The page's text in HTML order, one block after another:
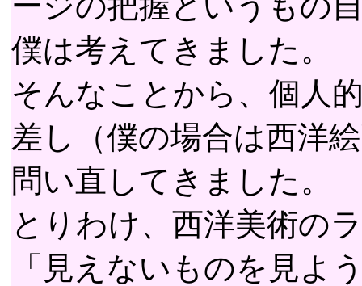
僕は考えてきました。
そんなことから、個人
差し（僕の場合は西洋
問い直してきました。
とりわけ、西洋美術の
「見えないものを見よ